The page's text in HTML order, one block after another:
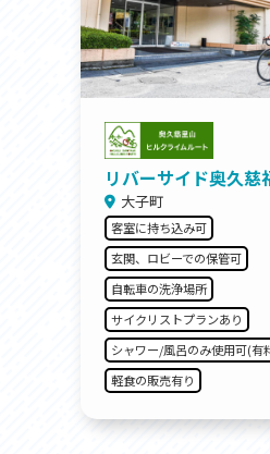
リバーサイド奥久慈
大子町
客室に持ち込み可
玄関、ロビーでの保管可
自転車の洗浄場所
サイクリストプランあり
シャワー/風呂のみ使用可(有
軽食の販売有り